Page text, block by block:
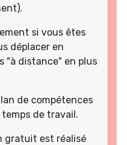
si vous êtes
déplacer en
"à distance" en plus
de compétences
de travail.
gratuit est réalisé